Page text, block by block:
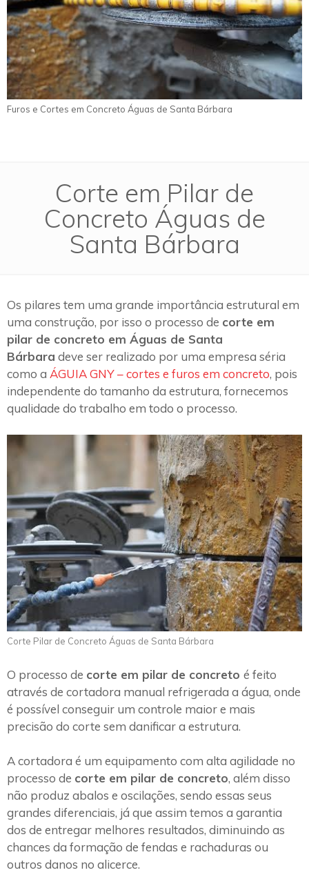
Furos e Cortes em Concreto Águas de Santa Bárbara
Corte em Pilar de
Concreto Águas de
Santa Bárbara
Os pilares tem uma grande importância estrutural em
uma construção, por isso o processo de corte em
pilar de concreto em Águas de Santa
Bárbara deve ser realizado por uma empresa séria
como a ÁGUIA GNY – cortes e furos em concreto, pois
independente do tamanho da estrutura, fornecemos
qualidade do trabalho em todo o processo.
Corte Pilar de Concreto Águas de Santa Bárbara
O processo de corte em pilar de concreto é feito
através de cortadora manual refrigerada a água, onde
é possível conseguir um controle maior e mais
precisão do corte sem danificar a estrutura.
A cortadora é um equipamento com alta agilidade no
processo de corte em pilar de concreto, além disso
não produz abalos e oscilações, sendo essas seus
grandes diferenciais, já que assim temos a garantia
dos de entregar melhores resultados, diminuindo as
chances da formação de fendas e rachaduras ou
outros danos no alicerce.